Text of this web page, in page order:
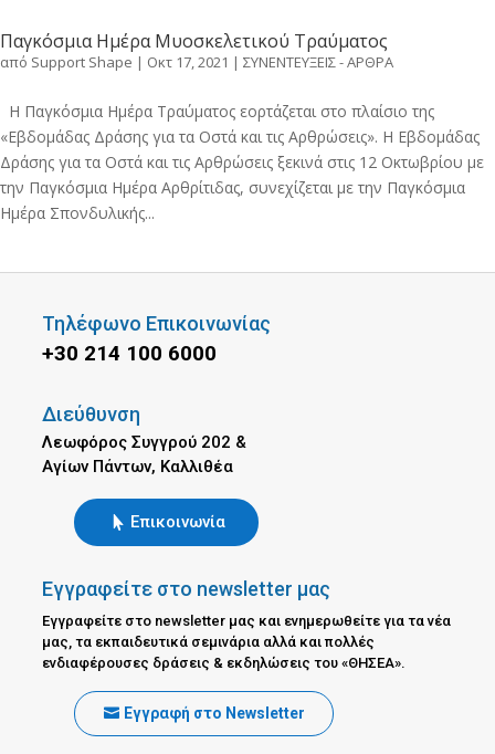
Παγκόσμια Ημέρα Μυοσκελετικού Τραύματος
από Support Shape | Οκτ 17, 2021 | ΣΥΝΕΝΤΕΥΞΕΙΣ - ΑΡΘΡΑ
Η Παγκόσμια Ημέρα Τραύματος εορτάζεται στο πλαίσιο της
«Εβδομάδας Δράσης για τα Οστά και τις Αρθρώσεις». Η Εβδομάδας
Δράσης για τα Οστά και τις Αρθρώσεις ξεκινά στις 12 Οκτωβρίου με
την Παγκόσμια Ημέρα Αρθρίτιδας, συνεχίζεται με την Παγκόσμια
Ημέρα Σπονδυλικής...
Τηλέφωνο Επικοινωνίας
+30 214 100 6000
Διεύθυνση
Λεωφόρος Συγγρού 202 &
Αγίων Πάντων, Καλλιθέα
Επικοινωνία
Εγγραφείτε στο newsletter μας
Εγγραφείτε στο newsletter μας και ενημερωθείτε για τα νέα
μας, τα εκπαιδευτικά σεμινάρια αλλά και πολλές
ενδιαφέρουσες δράσεις & εκδηλώσεις του «ΘΗΣΕΑ».
Εγγραφή στο Newsletter